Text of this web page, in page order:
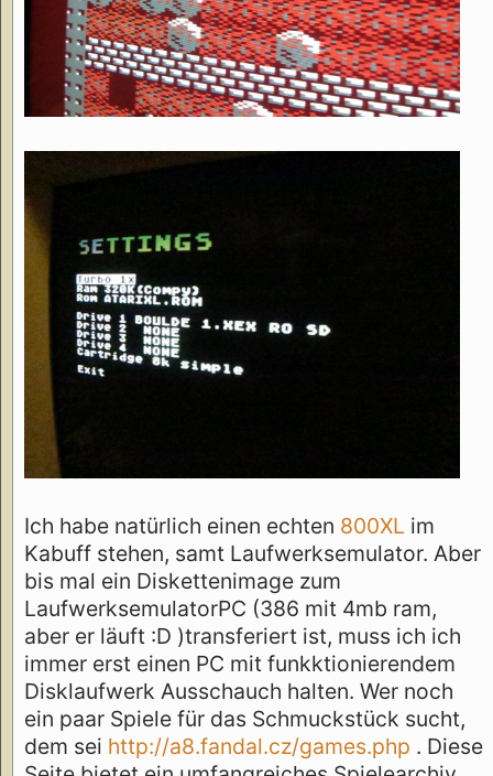
Ich habe natürlich einen echten 800XL im
Kabuff stehen, samt Laufwerksemulator. Aber
bis mal ein Diskettenimage zum
LaufwerksemulatorPC (386 mit 4mb ram,
aber er läuft :D )transferiert ist, muss ich ich
immer erst einen PC mit funkktionierendem
Disklaufwerk Ausschauch halten. Wer noch
ein paar Spiele für das Schmuckstück sucht,
dem sei http://a8.fandal.cz/games.php . Diese